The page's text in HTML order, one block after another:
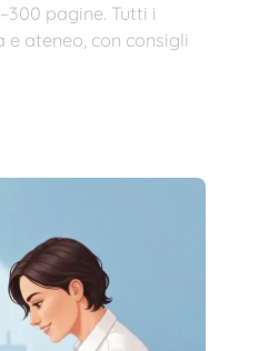
pagine. Tutti i
ateneo, con consigli